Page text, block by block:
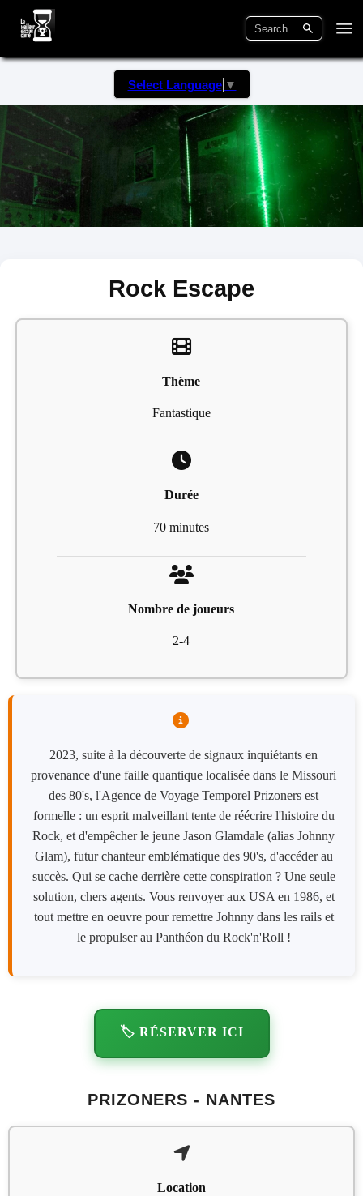
Select Language ▼
Rock Escape
Thème
Fantastique
Durée
70 minutes
Nombre de joueurs
2-4
2023, suite à la découverte de signaux inquiétants en
provenance d'une faille quantique localisée dans le Missouri
des 80's, l'Agence de Voyage Temporel Prizoners est
formelle : un esprit malveillant tente de réécrire l'histoire du
Rock, et d'empêcher le jeune Jason Glamdale (alias Johnny
Glam), futur chanteur emblématique des 90's, d'accéder au
succès. Qui se cache derrière cette conspiration ? Une seule
solution, chers agents. Vous renvoyer aux USA en 1986, et
tout mettre en oeuvre pour remettre Johnny dans les rails et
le propulser au Panthéon du Rock'n'Roll !
🏷️ RÉSERVER ICI
PRIZONERS - NANTES
Location